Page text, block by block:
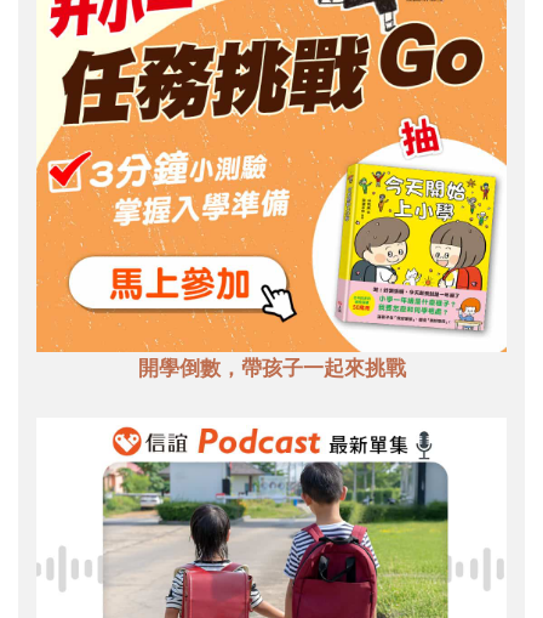
開學倒數，帶孩子一起來挑戰